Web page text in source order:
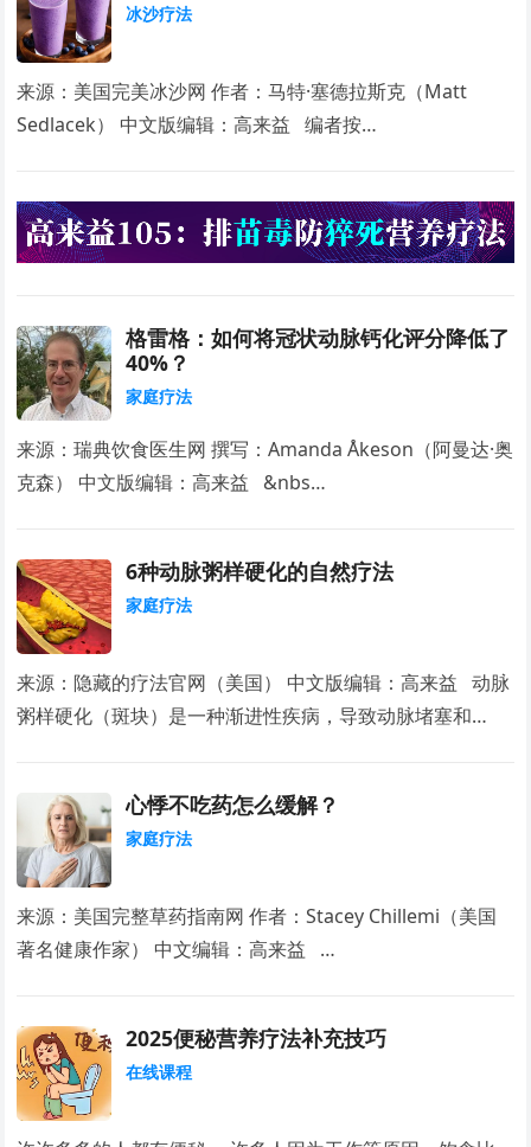
冰沙疗法
来源：美国完美冰沙网 作者：马特·塞德拉斯克（Matt
Sedlacek） 中文版编辑：高来益 编者按…
格雷格：如何将冠状动脉钙化评分降低了
40%？
家庭疗法
来源：瑞典饮食医生网 撰写：Amanda Åkeson（阿曼达·奥
克森） 中文版编辑：高来益 &nbs…
6种动脉粥样硬化的自然疗法
家庭疗法
来源：隐藏的疗法官网（美国） 中文版编辑：高来益 动脉
粥样硬化（斑块）是一种渐进性疾病，导致动脉堵塞和…
心悸不吃药怎么缓解？
家庭疗法
来源：美国完整草药指南网 作者：Stacey Chillemi（美国
著名健康作家） 中文编辑：高来益 …
2025便秘营养疗法补充技巧
在线课程